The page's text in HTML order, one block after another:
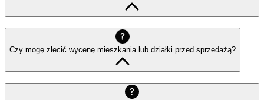
Czy mogę zlecić wycenę mieszkania lub działki przed sprzedażą?